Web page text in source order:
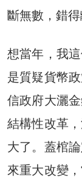
斷無數，錯
想當年，我
是質疑貨幣
信政府大灑
結構性改革
大了。蓋棺
來重大改變